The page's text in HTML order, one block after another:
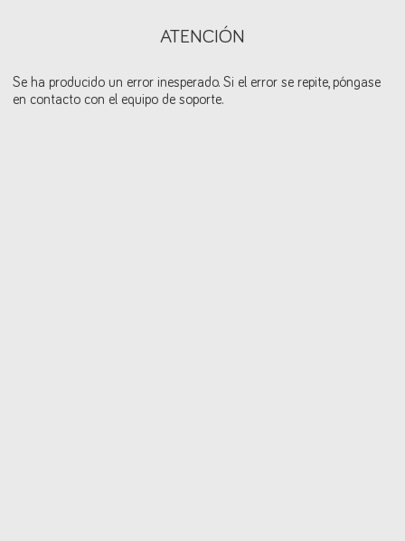
ATENCIÓN
Se ha producido un error inesperado. Si el error se repite, póngase
en contacto con el equipo de soporte.